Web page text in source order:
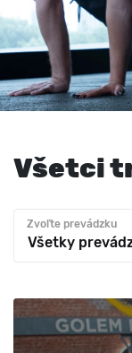
Všetci
Všetky
Zvoľte prevádzku